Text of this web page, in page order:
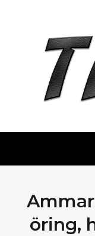
öring,